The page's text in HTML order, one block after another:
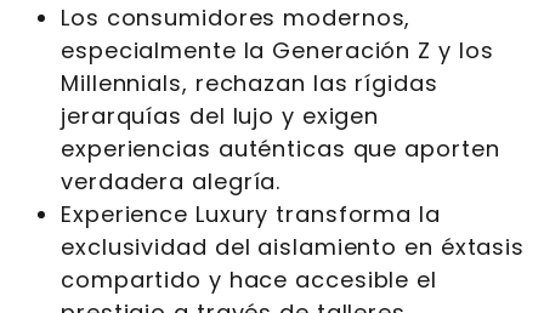
Los consumidores modernos,
especialmente la Generación Z y los
Millennials, rechazan las rígidas
jerarquías del lujo y exigen
experiencias auténticas que aporten
verdadera alegría.
Experience Luxury transforma la
exclusividad del aislamiento en éxtasis
compartido y hace accesible el